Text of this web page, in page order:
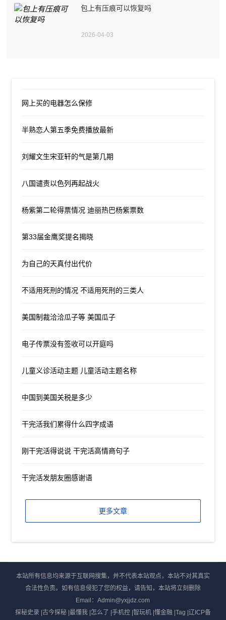
包上有压痕可以恢复吗
2026-04-03
网上买的电器怎么保修
半熟恋人第五季免费播放最新
刘耀文生宋亚轩的气是第几期
八国谴责以色列再起战火
杨紫第二轮得票情况 迪丽热巴杨紫票数
第33届金鹰奖提名揭晓
为自己的天真付出代价
不适用死刑的情况 不适用死刑的三类人
美国制裁洽洽瓜子等 美国瓜子
电子传票没有签收可以开庭吗
儿童义诊活动主题 儿童活动主题名称
中国到美国关税是多少
干完活我们累得什么四字成语
刚干完活得说说 干完活高情商句子
干完活发朋友圈感谢语
更多文章
本站所有信息均来源于互联网搜集，并不代表本站观点，本站不对其真实
合法性负责。如有信息侵犯了您的权益，请告知，本站将立刻删除
Email：Admin@yxjjdz.com
探秘史录|古今探秘|最懂我|怎么了 |手机控|智玩机|懂金融 |Tag |辽ICP备